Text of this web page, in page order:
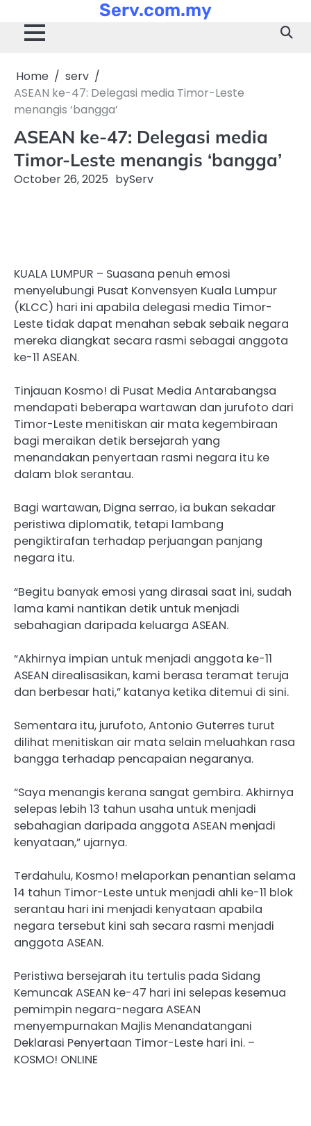
content
Serv.com.my
Home
serv
ASEAN ke-47: Delegasi media Timor-Leste
menangis ‘bangga’
ASEAN ke-47: Delegasi media
Timor-Leste menangis ‘bangga’
October 26, 2025 byServ
KUALA LUMPUR – Suasana penuh emosi
menyelubungi Pusat Konvensyen Kuala Lumpur
(KLCC) hari ini apabila delegasi media Timor-
Leste tidak dapat menahan sebak sebaik negara
mereka diangkat secara rasmi sebagai anggota
ke-11 ASEAN.
Tinjauan Kosmo! di Pusat Media Antarabangsa
mendapati beberapa wartawan dan jurufoto dari
Timor-Leste menitiskan air mata kegembiraan
bagi meraikan detik bersejarah yang
menandakan penyertaan rasmi negara itu ke
dalam blok serantau.
Bagi wartawan, Digna serrao, ia bukan sekadar
peristiwa diplomatik, tetapi lambang
pengiktirafan terhadap perjuangan panjang
negara itu.
“Begitu banyak emosi yang dirasai saat ini, sudah
lama kami nantikan detik untuk menjadi
sebahagian daripada keluarga ASEAN.
“Akhirnya impian untuk menjadi anggota ke-11
ASEAN direalisasikan, kami berasa teramat teruja
dan berbesar hati,” katanya ketika ditemui di sini.
Sementara itu, jurufoto, Antonio Guterres turut
dilihat menitiskan air mata selain meluahkan rasa
bangga terhadap pencapaian negaranya.
“Saya menangis kerana sangat gembira. Akhirnya
selepas lebih 13 tahun usaha untuk menjadi
sebahagian daripada anggota ASEAN menjadi
kenyataan,” ujarnya.
Terdahulu, Kosmo! melaporkan penantian selama
14 tahun Timor-Leste untuk menjadi ahli ke-11 blok
serantau hari ini menjadi kenyataan apabila
negara tersebut kini sah secara rasmi menjadi
anggota ASEAN.
Peristiwa bersejarah itu tertulis pada Sidang
Kemuncak ASEAN ke-47 hari ini selepas kesemua
pemimpin negara-negara ASEAN
menyempurnakan Majlis Menandatangani
Deklarasi Penyertaan Timor-Leste hari ini. –
KOSMO! ONLINE